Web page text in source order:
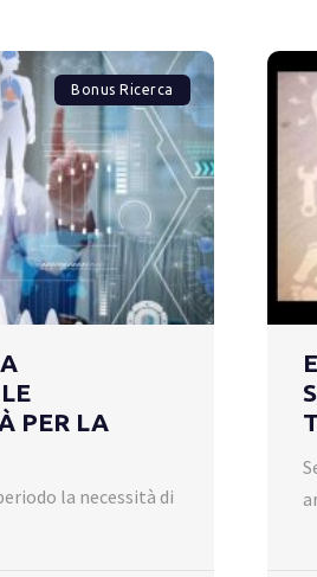
Bonus Ricerca
PER LA
la necessità di